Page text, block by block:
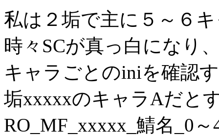
私は２垢で主に５～６
時々SCが真っ白になり
キャラごとのiniを確認
垢xxxxxのキャラAだと
RO_MF_xxxxx_鯖名_0